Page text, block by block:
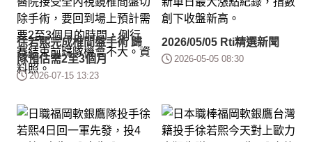
徐若熙完成椎間盤手術 歸
隊預估需2至3個月
2026-07-15 13:23
2026/05/05 Rti精選新聞
2026-05-05 08:30